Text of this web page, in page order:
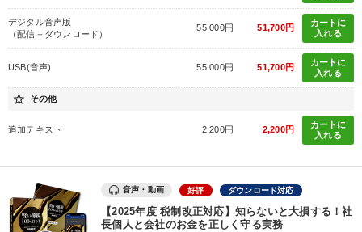
デジタル音声版
（配信＋ダウンロード）
55,000円 51,700円
カートに
入れる
USB(音声) 55,000円 51,700円
カートに
入れる
star_border その他
追加テキスト 2,200円 2,200円
カートに
入れる
音声・動画 好評 ダウンロード対応
【2025年度 税制改正対応】知らないと大損する！社
長個人と会社のお金を正しく守る実務